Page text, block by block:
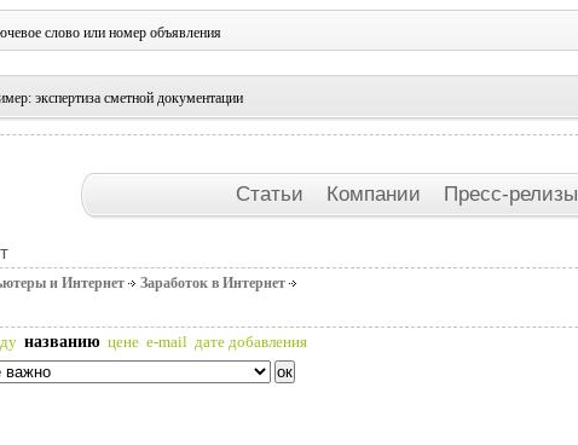
слово или номер объявления
экспертиза сметной документации
Статьи Компании Пресс-релизы
и Интернет Заработок в Интернет
названию цене e-mail дате добавления